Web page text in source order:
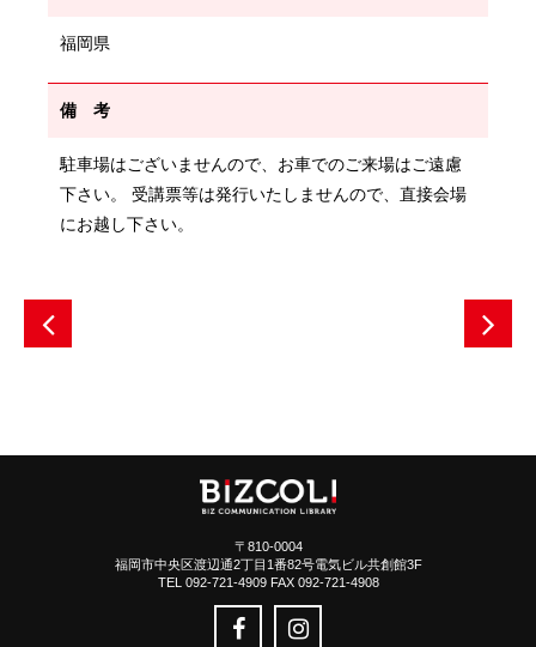
福岡県
備 考
駐車場はございませんので、お車でのご来場はご遠慮
下さい。 受講票等は発行いたしませんので、直接会場
にお越し下さい。
〒810-0004
福岡市中央区渡辺通2丁目1番82号電気ビル共創館3F
TEL 092-721-4909 FAX 092-721-4908